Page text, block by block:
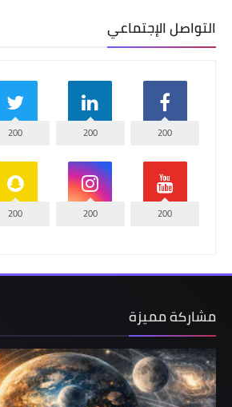
التواصل الإجتماعي
200
200
200
200
200
200
مشاركة مميزة